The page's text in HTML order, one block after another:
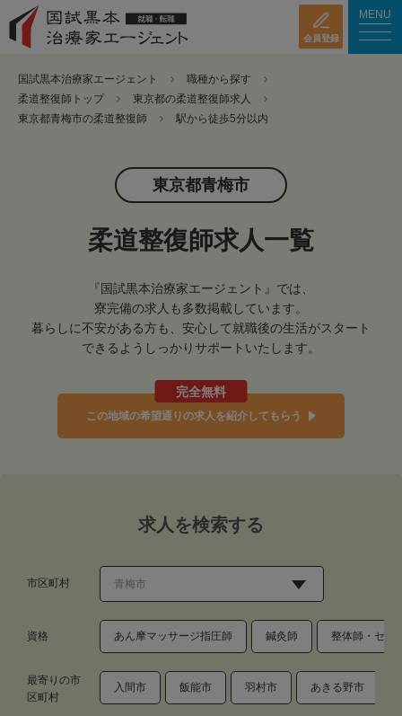
会員登録
MENU
国試黒本治療家エージェント
職種から探す
柔道整復師トップ
東京都の柔道整復師求人
東京都青梅市の柔道整復師
駅から徒歩5分以内
東京都青梅市
柔道整復師求人一覧
『国試黒本治療家エージェント』では、
寮完備の求人も多数掲載しています。
暮らしに不安がある方も、安心して就職後の生活がスタート
できるようしっかりサポートいたします。
完全無料
この地域の希望通りの求人を紹介してもらう
求人を検索する
市区町村
資格 あん摩マッサージ指圧師 鍼灸師 整体師・セラ
最寄りの市
区町村
入間市 飯能市 羽村市 あきる野市